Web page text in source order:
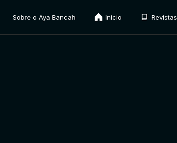
Sobre o Aya Bancah Início Revistas